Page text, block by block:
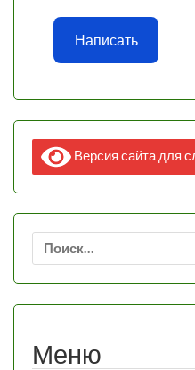
Написать
Версия сайта для
Найти:
Меню